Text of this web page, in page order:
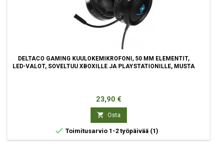
DELTACO GAMING KUULOKEMIKROFONI, 50 MM ELEMENTIT,
LED-VALOT, SOVELTUU XBOXILLE JA PLAYSTATIONILLE, MUSTA
Hinta
23,90 €
 Osta
 Toimitusarvio 1-2 työpäivää (1)